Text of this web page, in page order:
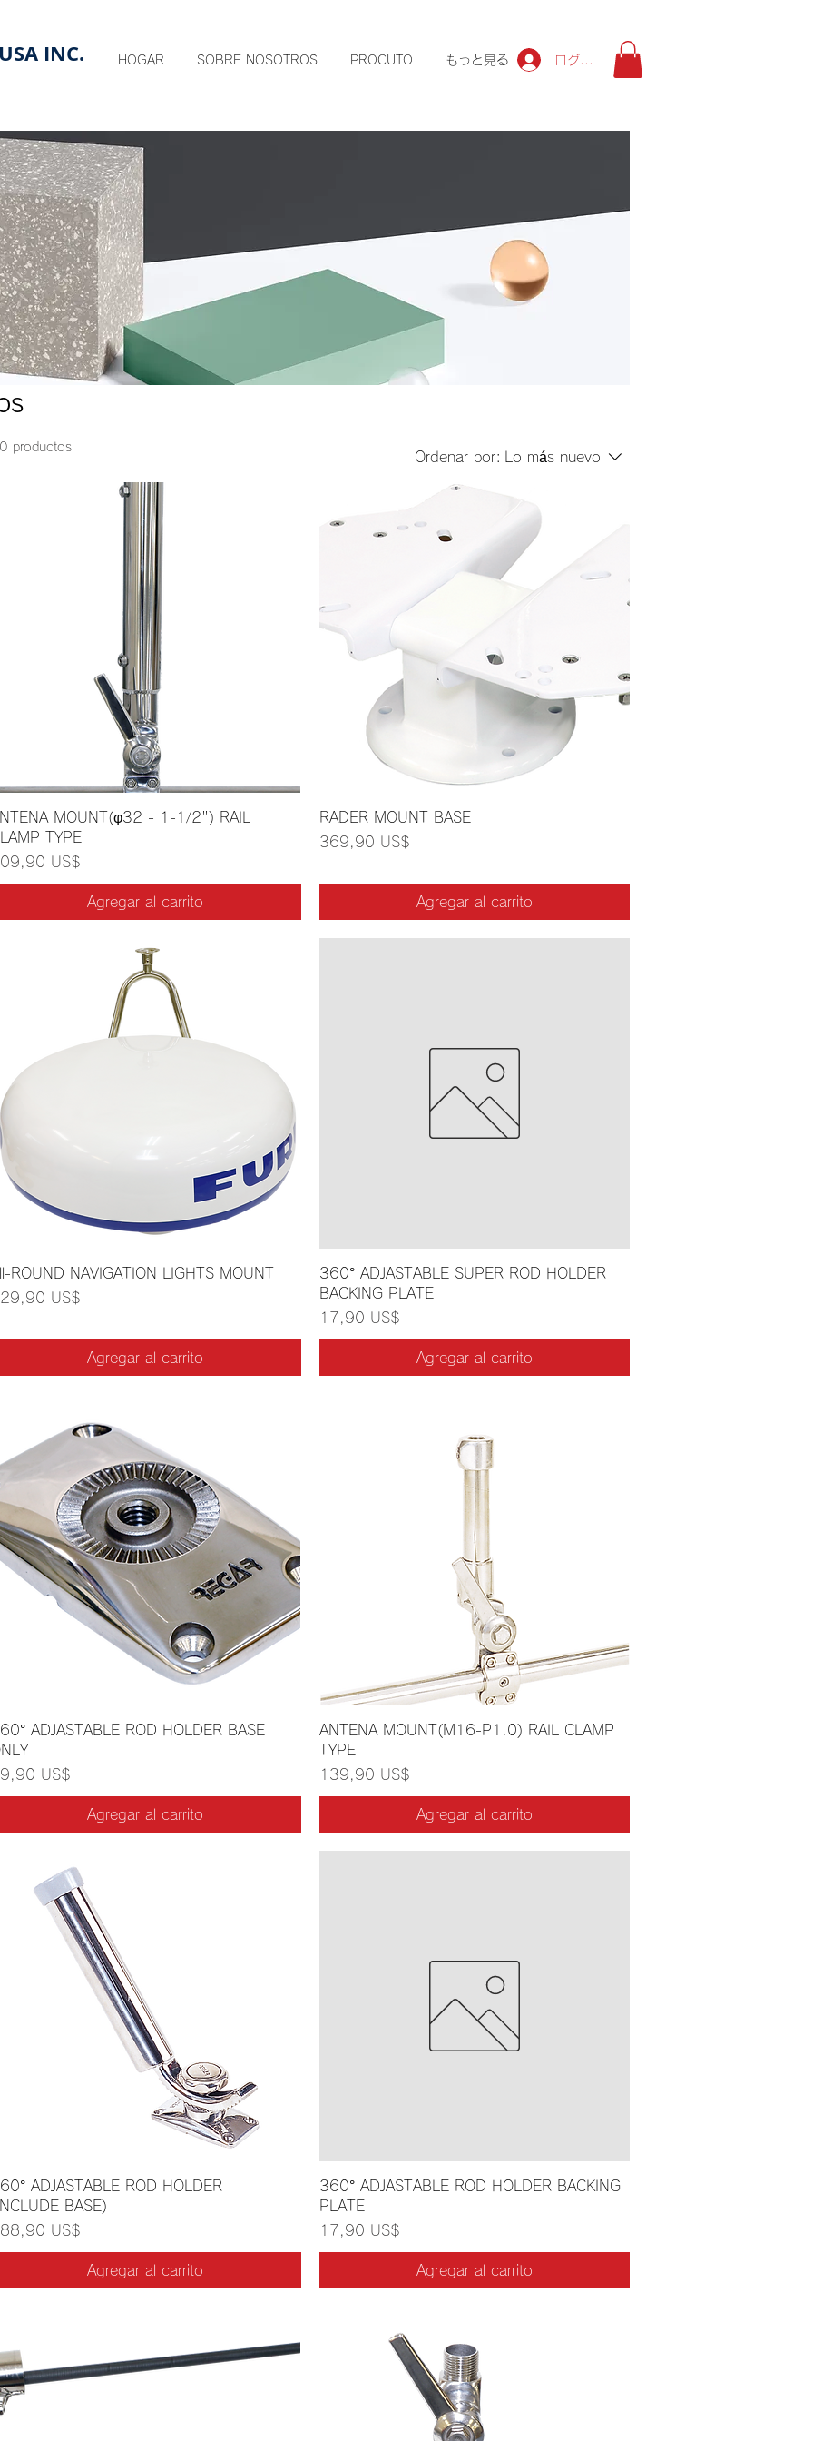
INC. HOGAR SOBRE NOSOTROS PROCUTO もっと見る ログイン
productos
Ordenar por: Lo más nuevo
MOUNT(φ32 - 1-1/2") RAIL
TYPE
US$
Agregar al carrito
RADER MOUNT BASE
Precio
369,90 US$
Agregar al carrito
ROUND NAVIGATION LIGHTS MOUNT
US$
Agregar al carrito
360° ADJASTABLE SUPER ROD HOLDER
BACKING PLATE
Precio
17,90 US$
Agregar al carrito
ADJASTABLE ROD HOLDER BASE
US$
Agregar al carrito
ANTENA MOUNT(M16-P1.0) RAIL CLAMP
TYPE
Precio
139,90 US$
Agregar al carrito
ADJASTABLE ROD HOLDER
BASE)
US$
Agregar al carrito
360° ADJASTABLE ROD HOLDER BACKING
PLATE
Precio
17,90 US$
Agregar al carrito